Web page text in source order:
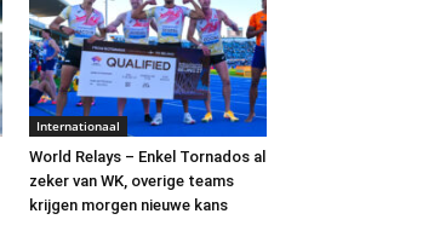
Internationaal
World Relays – Enkel Tornados al
zeker van WK, overige teams
krijgen morgen nieuwe kans